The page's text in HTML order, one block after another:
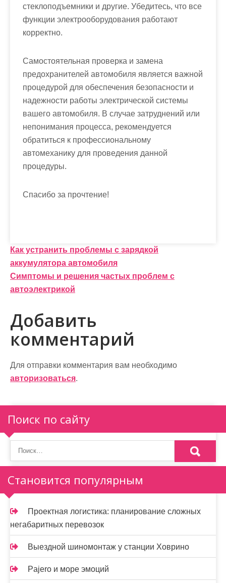
стеклоподъемники и другие. Убедитесь, что все
функции электрооборудования работают
корректно.
Самостоятельная проверка и замена
предохранителей автомобиля является важной
процедурой для обеспечения безопасности и
надежности работы электрической системы
вашего автомобиля. В случае затруднений или
непонимания процесса, рекомендуется
обратиться к профессиональному
автомеханику для проведения данной
процедуры.
Спасибо за прочтение!
Н
а
в
и
г
а
ц
и
я
п
о
з
а
п
и
с
я
м
Как устранить проблемы с зарядкой
аккумулятора автомобиля
Симптомы и решения частых проблем с
автоэлектрикой
Добавить
комментарий
Для отправки комментария вам необходимо
авторизоваться.
Поиск по сайту
Становится популярным
Проектная логистика: планирование сложных
негабаритных перевозок
Выездной шиномонтаж у станции Ховрино
Pajero и море эмоций